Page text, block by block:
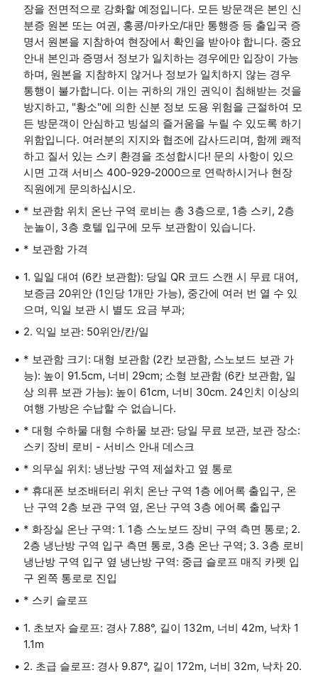
장을 전면적으로 강화할 예정입니다. 모든 방문객은 본인 신
분증 원본 또는 여권, 홍콩/마카오/대만 통행증 등 출입국 증
명서 원본을 지참하여 현장에서 확인을 받아야 합니다. 중요
안내 본인과 증명서 정보가 일치하는 경우에만 입장이 가능
하며, 원본을 지참하지 않거나 정보가 일치하지 않는 경우
통행이 불가합니다. 이는 귀하의 개인 권익이 침해받는 것을
방지하고, "황소"에 의한 신분 정보 도용 위험을 근절하여 모
든 방문객이 안심하고 빙설의 즐거움을 누릴 수 있도록 하기
위함입니다. 여러분의 지지와 협조에 감사드리며, 함께 쾌적
하고 질서 있는 스키 환경을 조성합시다! 문의 사항이 있으
시면 고객 서비스 400-929-2000으로 연락하시거나 현장
직원에게 문의하십시오.
* 보관함 위치 온난 구역 로비는 총 3층으로, 1층 스키, 2층
눈놀이, 3층 호텔 입구에 모두 보관함이 있습니다.
* 보관함 가격
1. 일일 대여 (6칸 보관함): 당일 QR 코드 스캔 시 무료 대여,
보증금 20위안 (1인당 1개만 가능), 중간에 여러 번 열 수 있
으며, 익일 보관 시 별도 요금 부과;
2. 익일 보관: 50위안/칸/일
* 보관함 크기: 대형 보관함 (2칸 보관함, 스노보드 보관 가
능): 높이 91.5cm, 너비 29cm; 소형 보관함 (6칸 보관함, 일
상 의류 보관 가능): 높이 61cm, 너비 30cm. 24인치 이상의
여행 가방은 수납할 수 없습니다.
* 대형 수하물 대형 수하물 보관: 당일 무료 보관, 보관 장소:
스키 장비 로비 - 서비스 안내 데스크
* 의무실 위치: 냉난방 구역 제설차고 옆 통로
* 휴대폰 보조배터리 위치 온난 구역 1층 에어록 출입구, 온
난 구역 2층 보관 구역 옆, 온난 구역 3층 에어록 출입구
* 화장실 온난 구역: 1. 1층 스노보드 장비 구역 측면 통로; 2.
2층 냉난방 구역 입구 측면 통로, 3층 온난 구역; 3. 3층 로비
냉난방 구역 입구 옆 냉난방 구역: 중급 슬로프 매직 카펫 입
구 왼쪽 통로로 진입
* 스키 슬로프
1. 초보자 슬로프: 경사 7.88°, 길이 132m, 너비 42m, 낙차 1
1.1m
2. 초급 슬로프: 경사 9.87°, 길이 172m, 너비 32m, 낙차 20.